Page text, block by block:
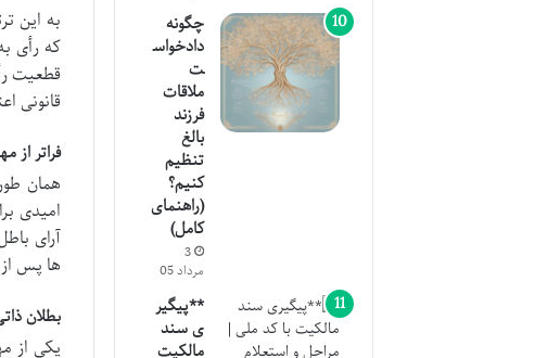
به این
که رأی
قطعیت
قانونی
فراتر از مهلت ۲۰ روزه: استثنائات و راه
امیدی
آرای
ها پس
بطلان
یکی از
چگونه
دادخواس
ت
ملاقات
فرزند
بالغ
تنظیم
کنیم؟
(راهنمای
کامل)
3
مرداد 05
**پیگیر
ی سند
مالکیت